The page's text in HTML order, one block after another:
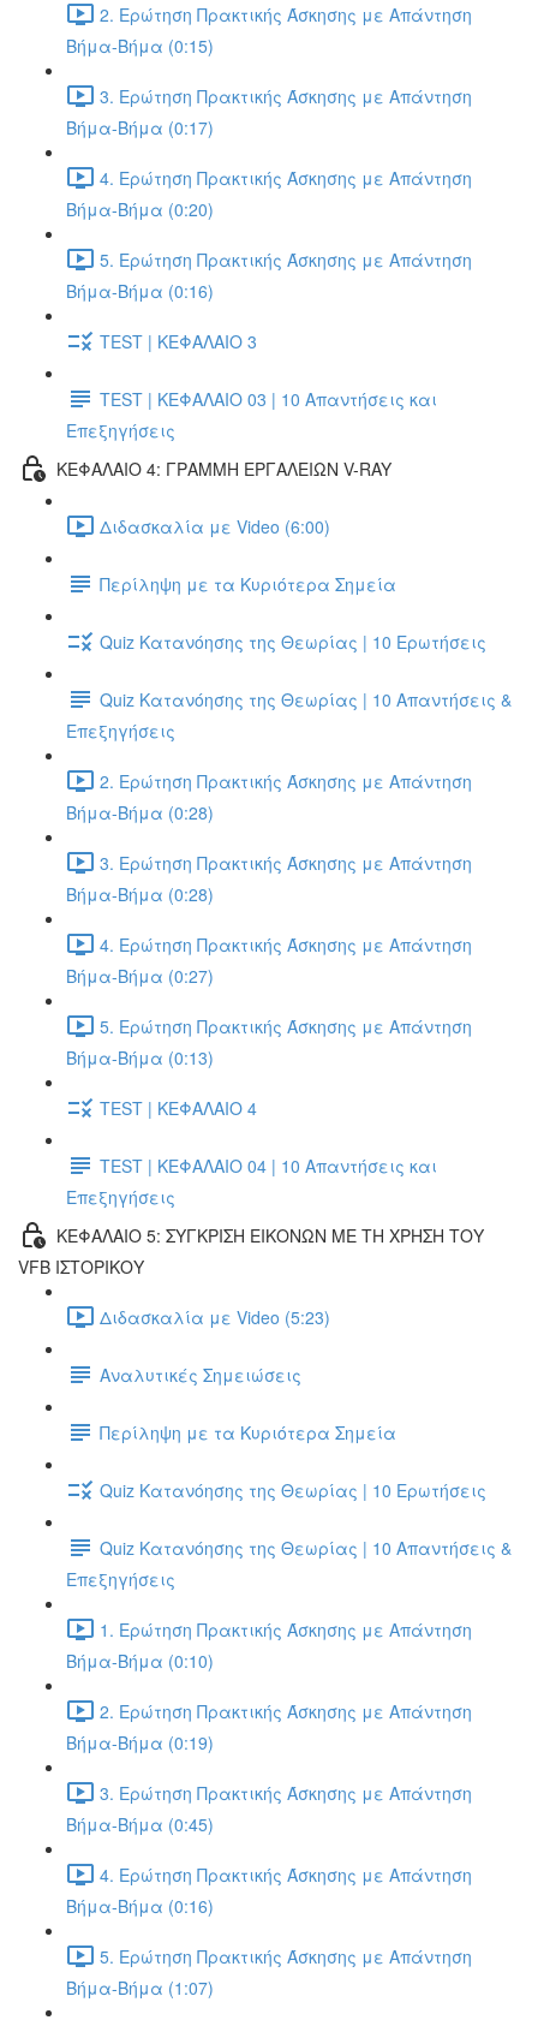
2. Ερώτηση Πρακτικής Άσκησης με Απάντηση
Βήμα-Βήμα (0:15)
3. Ερώτηση Πρακτικής Άσκησης με Απάντηση
Βήμα-Βήμα (0:17)
4. Ερώτηση Πρακτικής Άσκησης με Απάντηση
Βήμα-Βήμα (0:20)
5. Ερώτηση Πρακτικής Άσκησης με Απάντηση
Βήμα-Βήμα (0:16)
TEST | ΚΕΦΑΛΑΙΟ 3
TEST | ΚΕΦΑΛΑΙΟ 03 | 10 Απαντήσεις και
Επεξηγήσεις
ΚΕΦΑΛΑΙΟ 4: ΓΡΑΜΜΗ ΕΡΓΑΛΕΙΩΝ V-RAY
Διδασκαλία με Video (6:00)
Περίληψη με τα Κυριότερα Σημεία
Quiz Κατανόησης της Θεωρίας | 10 Ερωτήσεις
Quiz Κατανόησης της Θεωρίας | 10 Απαντήσεις &
Επεξηγήσεις
2. Ερώτηση Πρακτικής Άσκησης με Απάντηση
Βήμα-Βήμα (0:28)
3. Ερώτηση Πρακτικής Άσκησης με Απάντηση
Βήμα-Βήμα (0:28)
4. Ερώτηση Πρακτικής Άσκησης με Απάντηση
Βήμα-Βήμα (0:27)
5. Ερώτηση Πρακτικής Άσκησης με Απάντηση
Βήμα-Βήμα (0:13)
TEST | ΚΕΦΑΛΑΙΟ 4
TEST | ΚΕΦΑΛΑΙΟ 04 | 10 Απαντήσεις και
Επεξηγήσεις
ΚΕΦΑΛΑΙΟ 5: ΣΥΓΚΡΙΣΗ ΕΙΚΟΝΩΝ ΜΕ ΤΗ ΧΡΗΣΗ ΤΟΥ
VFB ΙΣΤΟΡΙΚΟΥ
Διδασκαλία με Video (5:23)
Αναλυτικές Σημειώσεις
Περίληψη με τα Κυριότερα Σημεία
Quiz Κατανόησης της Θεωρίας | 10 Ερωτήσεις
Quiz Κατανόησης της Θεωρίας | 10 Απαντήσεις &
Επεξηγήσεις
1. Ερώτηση Πρακτικής Άσκησης με Απάντηση
Βήμα-Βήμα (0:10)
2. Ερώτηση Πρακτικής Άσκησης με Απάντηση
Βήμα-Βήμα (0:19)
3. Ερώτηση Πρακτικής Άσκησης με Απάντηση
Βήμα-Βήμα (0:45)
4. Ερώτηση Πρακτικής Άσκησης με Απάντηση
Βήμα-Βήμα (0:16)
5. Ερώτηση Πρακτικής Άσκησης με Απάντηση
Βήμα-Βήμα (1:07)